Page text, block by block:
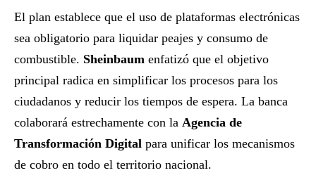
El plan establece que el uso de plataformas electrónicas
sea obligatorio para liquidar peajes y consumo de
combustible. Sheinbaum enfatizó que el objetivo
principal radica en simplificar los procesos para los
ciudadanos y reducir los tiempos de espera. La banca
colaborará estrechamente con la Agencia de
Transformación Digital para unificar los mecanismos
de cobro en todo el territorio nacional.